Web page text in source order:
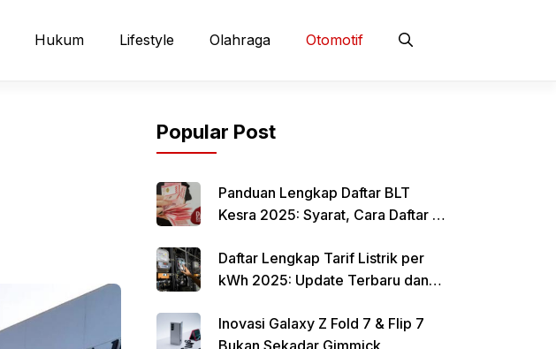
Hukum Lifestyle Olahraga Otomotif
Popular Post
Panduan Lengkap Daftar BLT
Kesra 2025: Syarat, Cara Daftar &
Daftar Lengkap Tarif Listrik per
kWh 2025: Update Terbaru dan
Inovasi Galaxy Z Fold 7 & Flip 7
Bukan Sekadar Gimmick